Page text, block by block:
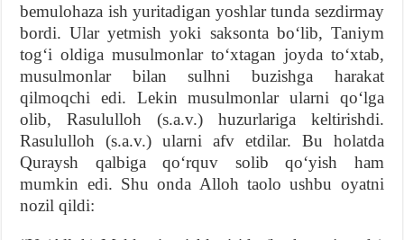
bemulohaza ish yuritadigan yoshlar tunda sezdirmay
bordi. Ular yetmish yoki saksonta bo‘lib, Taniym
tog‘i oldiga musulmonlar to‘xtagan joyda to‘xtab,
musulmonlar bilan sulhni buzishga harakat
qilmoqchi edi. Lekin musulmonlar ularni qo‘lga
olib, Rasululloh (s.a.v.) huzurlariga keltirishdi.
Rasululloh (s.a.v.) ularni afv etdilar. Bu holatda
Quraysh qalbiga qo‘rquv solib qo‘yish ham
mumkin edi. Shu onda Alloh taolo ushbu oyatni
nozil qildi: